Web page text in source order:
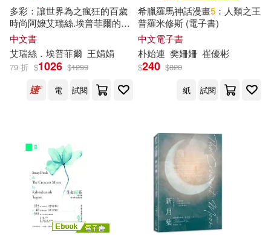
多彩：讓世界為之瘋狂的百歲
時尚阿嬤艾瑞絲.埃普菲爾的多
彩人生
中文書
艾瑞絲．埃普菲爾 王娟娟
79 折 $1026 $1299
電
試閱
希臘羅馬神話漫畫5 ：人類之王
普羅米修斯 (電子書)
中文電子書
朴始連 樊姍姍 崔優彬
$240 $320
紙
試閱